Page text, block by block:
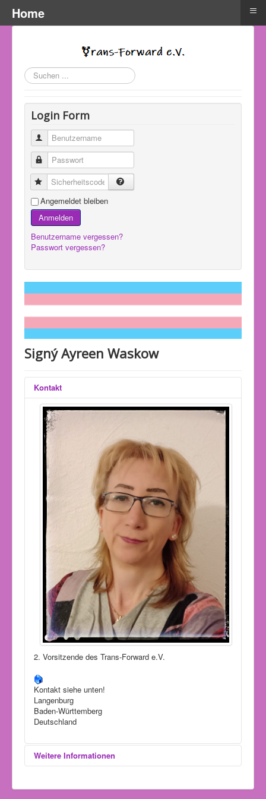
Suchen
...
Login Form
Benutzername
Passwort
Sicherheitscode
Angemeldet bleiben
Anmelden
Benutzername vergessen?
Passwort vergessen?
Signý Ayreen Waskow
Kontakt
Position:
2. Vorsitzende des Trans-Forward e.V.
Kontakt siehe unten!
Langenburg
Baden-Württemberg
Deutschland
Weitere Informationen
Home ≡